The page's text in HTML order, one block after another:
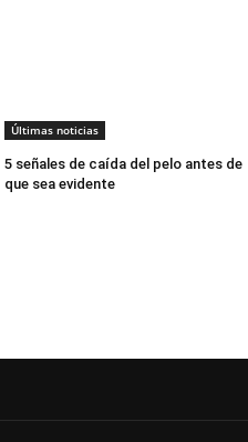
Últimas noticias
5 señales de caída del pelo antes de
que sea evidente